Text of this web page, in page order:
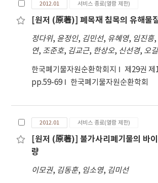
2012.01 서비스 종료(열람 제한)
[원저 (原著)] 폐목재 침목의 유해물
정다위, 윤정인, 김민선, 유혜영, 임진흥,
연, 조준호, 김교근, 한상오, 신선경, 오길
한국폐기물자원순환학회지
제29권 제
pp.59-69
한국폐기물자원순환학회
2012.01 서비스 종료(열람 제한)
[원저 (原著)] 불가사리폐기물의 바
량
이모권, 김동훈, 임소영, 김미선